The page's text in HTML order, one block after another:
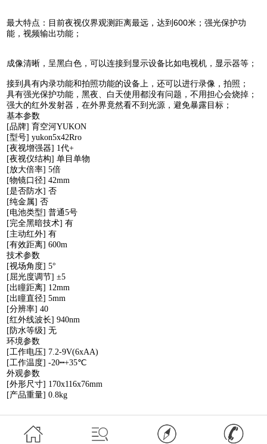
最大特点：目前夜视仪界观测距离最远，达到600米；强光保护功
能，视频输出功能；
成像清晰，呈黑白色，可以连接到显示设备比如电视机，显示器等；
接到具有内录功能和拍照功能的设备上，还可以进行录像，拍照；
具有强光保护功能，黑夜、白天使用都没有问题，不用担心会烧掉；
强大的红外发射器，在外界竟然看不到光源，避免暴露目标；
基本参数
[品牌] 育空河YUKON
[型号] yukon5x42Rro
[夜视增强器] 1代+
[夜视仪结构] 单目单物
[放大倍率] 5倍
[物镜口径] 42mm
[是否防水] 否
[纯金属] 否
[电池类型] 普通5号
[完全黑暗技术] 有
[主动红外] 有
[有效距离] 600m
技术参数
[视场角度] 5°
[屈光度调节] ±5
[出瞳距离] 12mm
[出瞳直径] 5mm
[分辨率] 40
[红外线波长] 940nm
[防水等级] 无
环境参数
[工作电压] 7.2-9V(6xAA)
[工作温度] -20┅+35℃
外观参数
[外形尺寸] 170x116x76mm
[产品重量] 0.8kg